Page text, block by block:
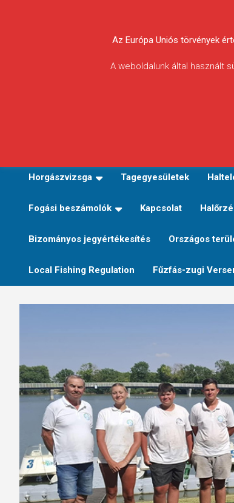
Körösvidéki
Egyesületek
Horgászvizsga Tagegyesületek
Fogási beszámolók Kapcsolat
Bizományos jegyértékesítés Országos
Local Fishing Regulation Fűzfás-zugi
Az Európa Uniós törvények
A weboldalunk által használt